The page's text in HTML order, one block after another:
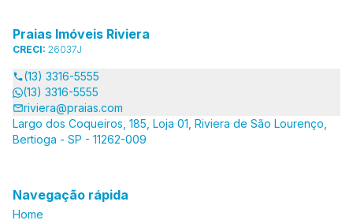
Praias Imóveis Riviera
CRECI: 26037J
(13) 3316-5555
(13) 3316-5555
riviera@praias.com
Largo dos Coqueiros, 185, Loja 01, Riviera de São Lourenço,
Bertioga - SP - 11262-009
Navegação rápida
Home